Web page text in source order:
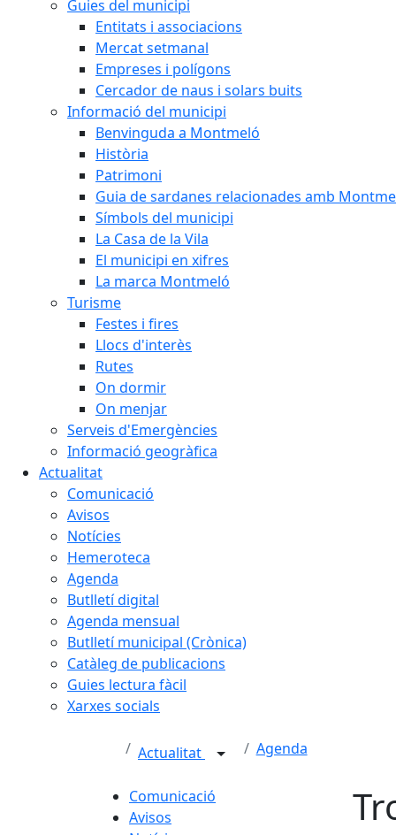
Guies del municipi
Entitats i associacions
Mercat setmanal
Empreses i polígons
Cercador de naus i solars buits
Informació del municipi
Benvinguda a Montmeló
Història
Patrimoni
Guia de sardanes relacionades amb
Símbols del municipi
La Casa de la Vila
El municipi en xifres
La marca Montmeló
Turisme
Festes i fires
Llocs d'interès
Rutes
On dormir
On menjar
Serveis d'Emergències
Informació geogràfica
Actualitat
Comunicació
Avisos
Notícies
Hemeroteca
Agenda
Butlletí digital
Agenda mensual
Butlletí municipal (Crònica)
Catàleg de publicacions
Guies lectura fàcil
Xarxes socials
Actualitat Agenda
Comunicació
Avisos